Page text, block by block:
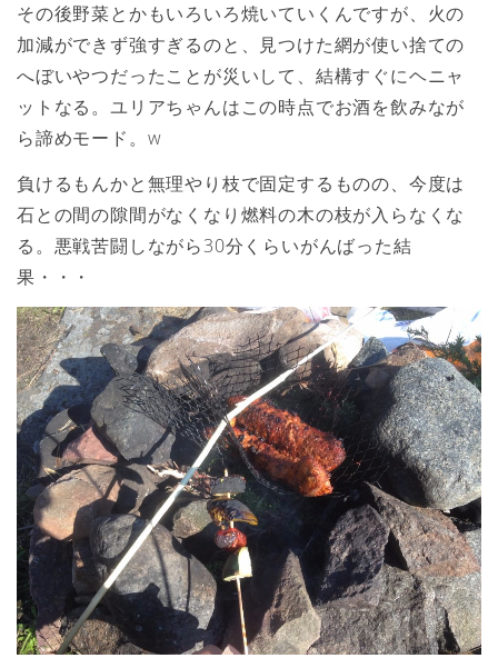
その後野菜とかもいろいろ焼いていくんですが、火の
加減ができず強すぎるのと、見つけた網が使い捨ての
へぼいやつだったことが災いして、結構すぐにヘニャ
ットなる。ユリアちゃんはこの時点でお酒を飲みなが
ら諦めモード。w
負けるもんかと無理やり枝で固定するものの、今度は
石との間の隙間がなくなり燃料の木の枝が入らなくな
る。悪戦苦闘しながら30分くらいがんばった結
果・・・